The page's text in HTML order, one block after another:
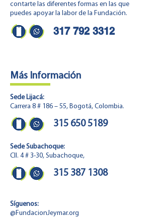
contarte las diferentes formas en las que
puedes apoyar la labor de la Fundación.
317 792 3312
Más Información
Sede Lijacá:
Carrera 8 # 186 – 55, Bogotá, Colombia.
315 650 5189
Sede Subachoque:
Cll. 4 # 3-30, Subachoque,
315 387 1308
Síguenos:
@FundacionJeymar.org